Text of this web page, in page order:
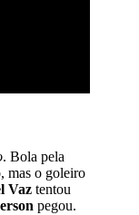
. Bola pela
mas o goleiro
Vaz tentou
pegou.